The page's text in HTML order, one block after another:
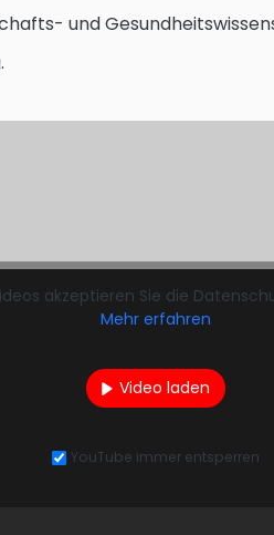
und
akzeptieren Sie die
Mehr erfahren
Video laden
YouTube immer entsperren